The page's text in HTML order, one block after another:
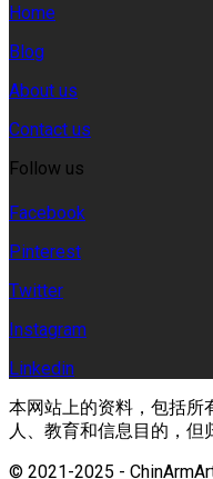
Home
Blog
About us
Contact us
Follow us
Facebook
Pinterest
Twitter
Instagram
Linkedin
本网站上的资料，包括所
人、教育和信息目的，但
© 2021-2025 -